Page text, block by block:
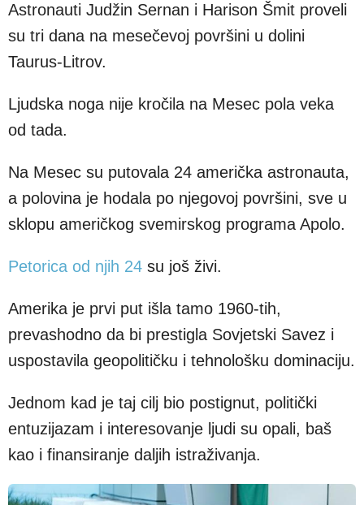
Astronauti Judžin Sernan i Harison Šmit proveli
su tri dana na mesečevoj površini u dolini
Taurus-Litrov.
Ljudska noga nije kročila na Mesec pola veka
od tada.
Na Mesec su putovala 24 američka astronauta,
a polovina je hodala po njegovoj površini, sve u
sklopu američkog svemirskog programa Apolo.
Petorica od njih 24 su još živi.
Amerika je prvi put išla tamo 1960-tih,
prevashodno da bi prestigla Sovjetski Savez i
uspostavila geopolitičku i tehnološku dominaciju.
Jednom kad je taj cilj bio postignut, politički
entuzijazam i interesovanje ljudi su opali, baš
kao i finansiranje daljih istraživanja.